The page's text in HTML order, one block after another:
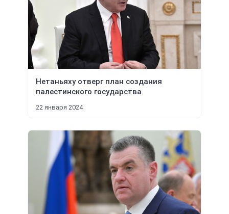
Нетаньяху отверг план создания
палестинского государства
22 января 2024